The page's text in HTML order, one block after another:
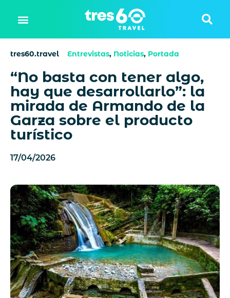
tres60.travel Entrevistas, Noticias, Portada
“No basta con tener algo,
hay que desarrollarlo”: la
mirada de Armando de la
Garza sobre el producto
turístico
17/04/2026